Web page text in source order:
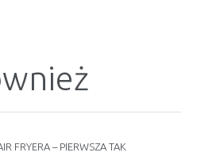
FRYERA – PIERWSZA TAK